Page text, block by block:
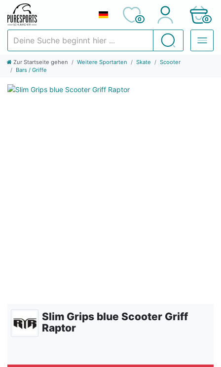
Suchen
0 0
Zur Startseite gehen Weitere Sportarten Skate
Scooter
Bars / Griffe
Slim Grips blue Scooter Griff
Raptor